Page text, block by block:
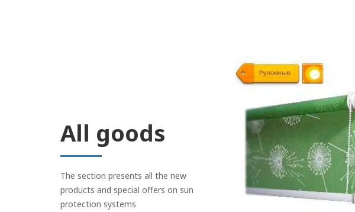
All goods
The section presents all the new
products and special offers on sun
protection systems